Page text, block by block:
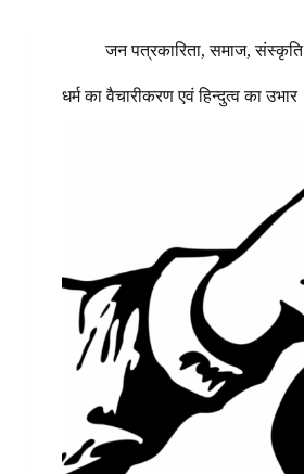
जन पत्रकारिता,समाज,संस्कृति
धर्म का वैचारीकरण एवं हिन्दुत्व का उभार